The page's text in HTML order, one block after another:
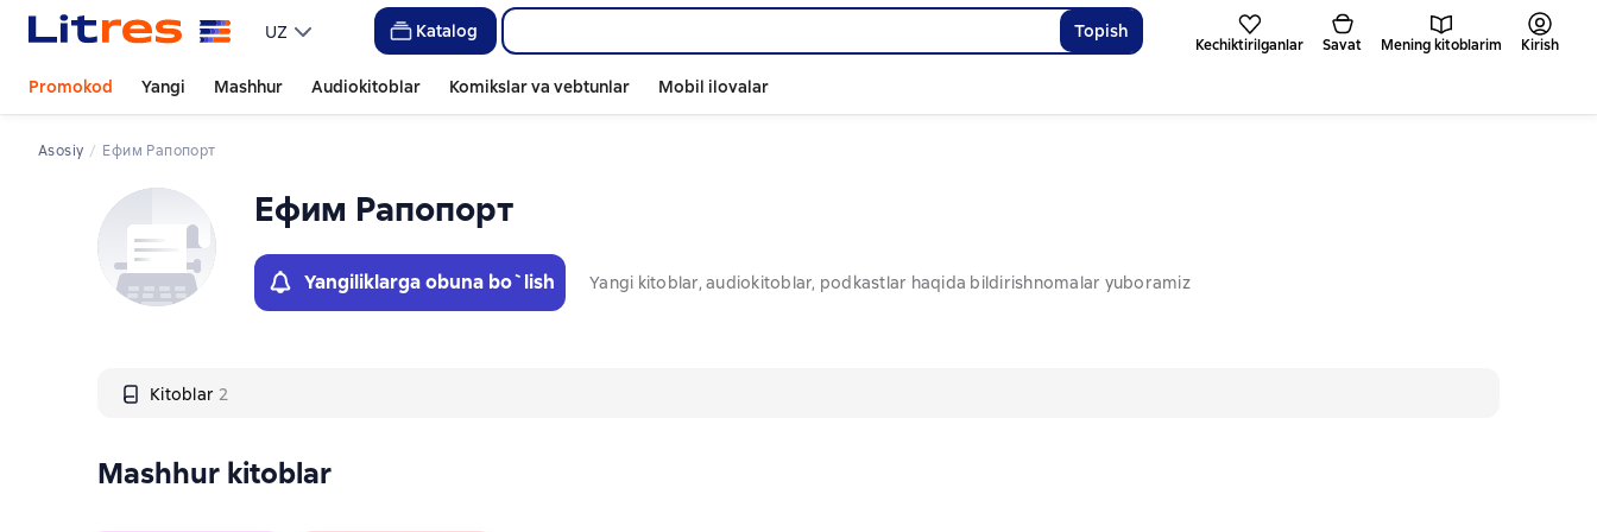
UZ Katalog Topish
Kechiktirilganlar Savat Mening kitoblarim Kirish
Promokod Yangi Mashhur Audiokitoblar Komikslar va vebtunlar Mobil ilovalar
Asosiy Ефим Рапопорт
Ефим Рапопорт
Yangiliklarga obuna bo`lish Yangi kitoblar, audiokitoblar, podkastlar haqida bildirishnomalar yuboramiz
Kitoblar 2
Слайдер с книгами
Mashhur kitoblar